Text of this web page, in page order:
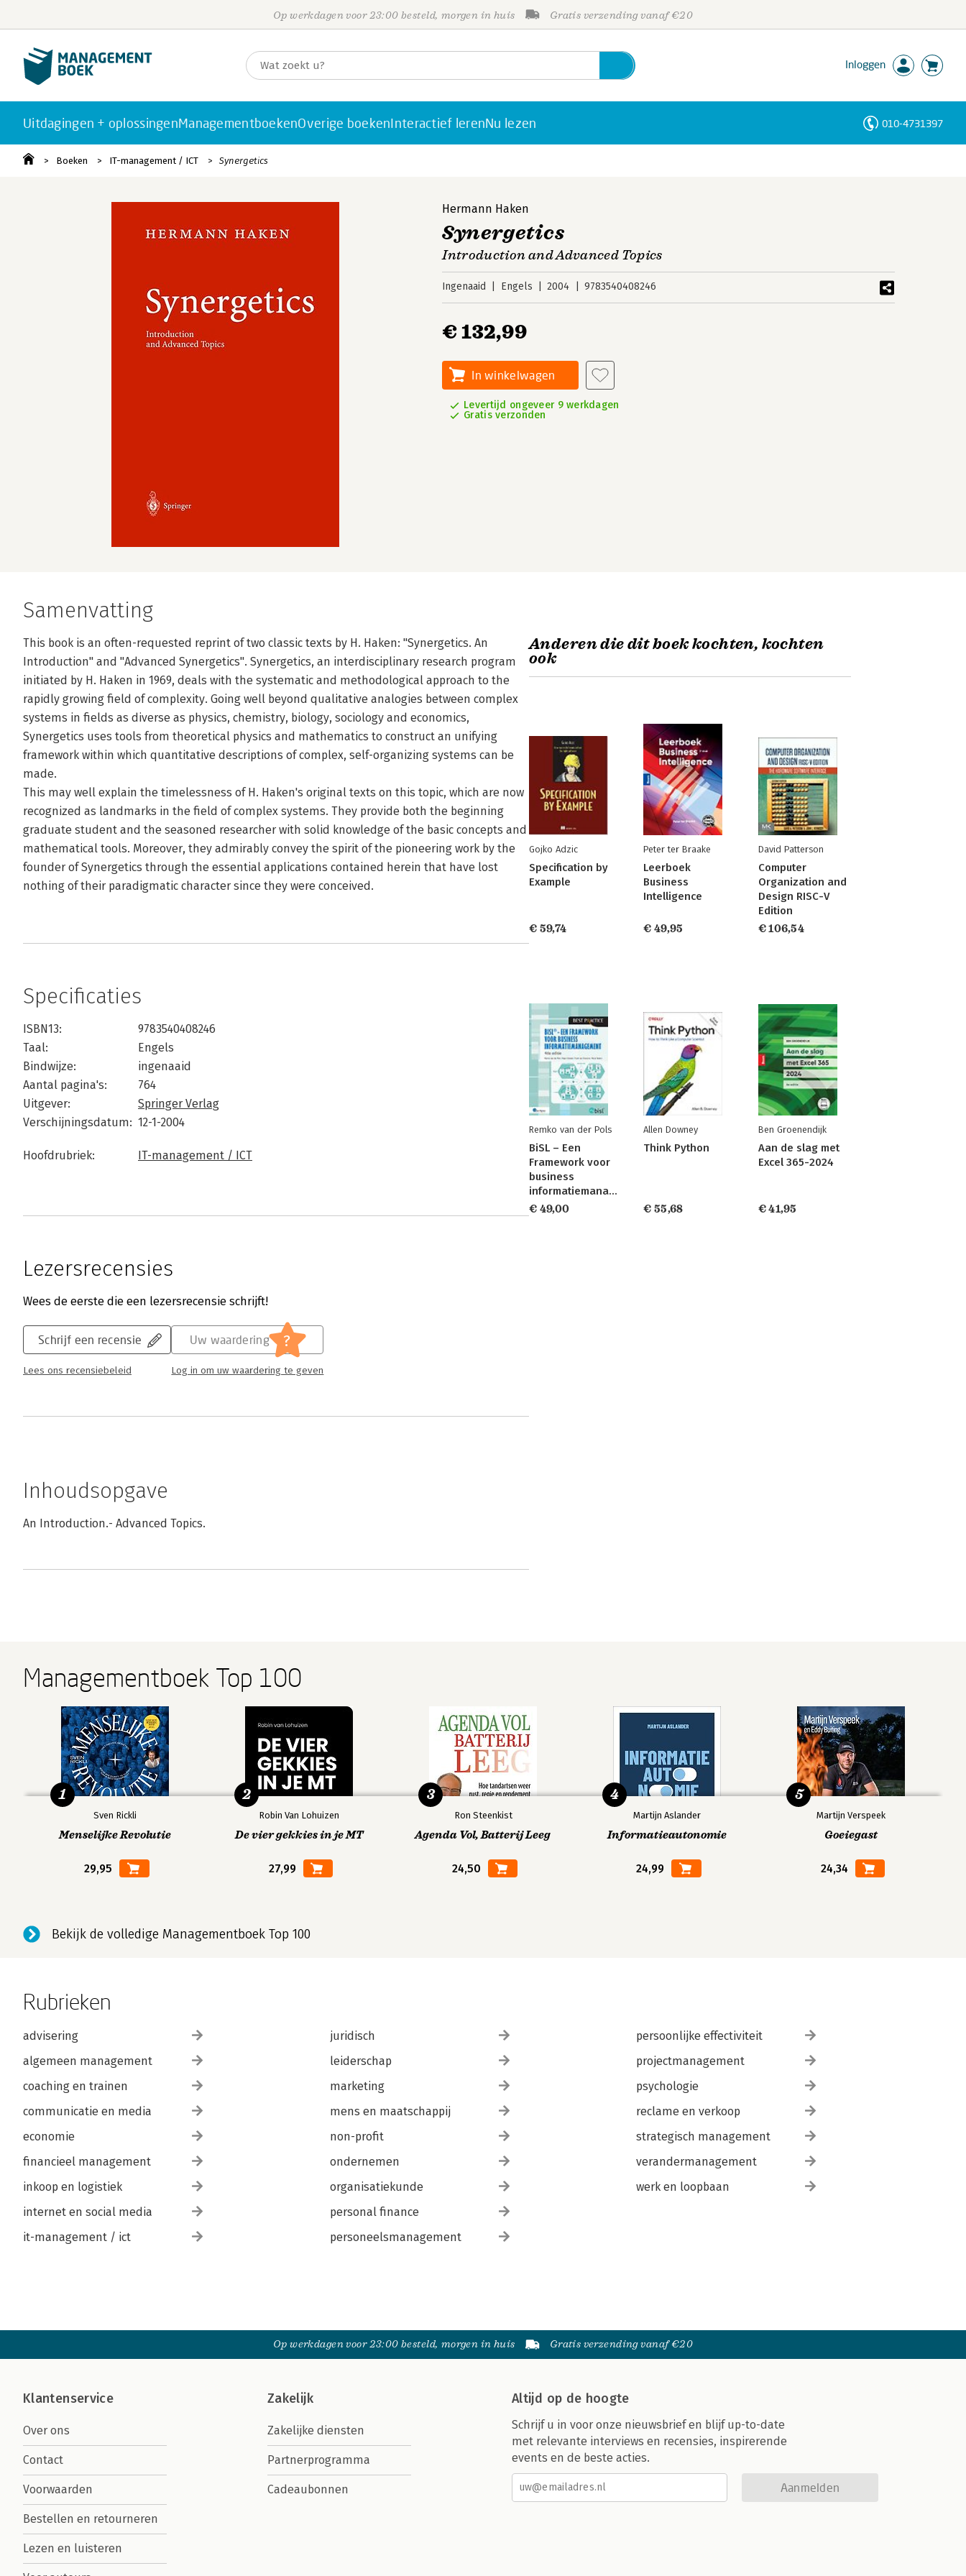
Op werkdagen voor 23:00 besteld, morgen in huis Gratis verzending vanaf €20
Inloggen
Uitdagingen + oplossingenManagementboekenOverige boekenInteractief lerenNu lezen 010-4731397
Boeken IT-management / ICT Synergetics
Hermann Haken
Synergetics
Introduction and Advanced Topics
Ingenaaid Engels 2004 9783540408246
€ 132,99
In winkelwagen
Levertijd ongeveer 9 werkdagen
Gratis verzonden
Samenvatting
This book is an often-requested reprint of two classic texts by H. Haken: "Synergetics. An
Introduction" and "Advanced Synergetics". Synergetics, an interdisciplinary research program
initiated by H. Haken in 1969, deals with the systematic and methodological approach to the
rapidly growing field of complexity. Going well beyond qualitative analogies between complex
systems in fields as diverse as physics, chemistry, biology, sociology and economics,
Synergetics uses tools from theoretical physics and mathematics to construct an unifying
framework within which quantitative descriptions of complex, self-organizing systems can be
made.
This may well explain the timelessness of H. Haken's original texts on this topic, which are now
recognized as landmarks in the field of complex systems. They provide both the beginning
graduate student and the seasoned researcher with solid knowledge of the basic concepts and
mathematical tools. Moreover, they admirably convey the spirit of the pioneering work by the
founder of Synergetics through the essential applications contained herein that have lost
nothing of their paradigmatic character since they were conceived.
Specificaties
ISBN13:
9783540408246
Taal:
Engels
Bindwijze:
ingenaaid
Aantal pagina's:
764
Uitgever:
Springer Verlag
Verschijningsdatum: 12-1-2004
Hoofdrubriek: IT-management / ICT
Lezersrecensies
Wees de eerste die een lezersrecensie schrijft!
Schrijf een recensie
Lees ons recensiebeleid
Uw waardering ?
Log in om uw waardering te geven
Inhoudsopgave
An Introduction.- Advanced Topics.
Anderen die dit boek kochten, kochten
ook
Gojko Adzic
Specification by
Example
€ 59,74
Peter ter Braake
Leerboek
Business
Intelligence
€ 49,95
David Patterson
Computer
Organization and
Design RISC-V
Edition
€ 106,54
Remko van der Pols
BiSL – Een
Framework voor
business
informatiemanagement
€ 49,00
Allen Downey
Think Python
€ 55,68
Ben Groenendijk
Aan de slag met
Excel 365-2024
€ 41,95
Managementboek Top 100
Sven Rickli
Menselijke Revolutie
29,95
1
Robin Van Lohuizen
De vier gekkies in je MT
27,99
2
Ron Steenkist
Agenda Vol, Batterij Leeg
24,50
3
Martijn Aslander
Informatieautonomie
24,99
4
Martijn Verspeek
Goeiegast
24,34
5
Bekijk de volledige Managementboek Top 100
Rubrieken
advisering
algemeen management
coaching en trainen
communicatie en media
economie
financieel management
inkoop en logistiek
internet en social media
it-management / ict
juridisch
leiderschap
marketing
mens en maatschappij
non-profit
ondernemen
organisatiekunde
personal finance
personeelsmanagement
persoonlijke effectiviteit
projectmanagement
psychologie
reclame en verkoop
strategisch management
verandermanagement
werk en loopbaan
Op werkdagen voor 23:00 besteld, morgen in huis Gratis verzending vanaf €20
Klantenservice
Over ons
Contact
Voorwaarden
Bestellen en retourneren
Lezen en luisteren
Zakelijk
Zakelijke diensten
Partnerprogramma
Cadeaubonnen
Altijd op de hoogte
Schrijf u in voor onze nieuwsbrief en blijf up-to-date
met relevante interviews en recensies, inspirerende
events en de beste acties.
Aanmelden
Personen